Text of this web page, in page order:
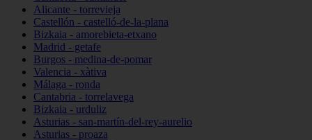
Alicante - torrevieja
Castellón - castelló-de-la-plana
Bizkaia - amorebieta-etxano
Madrid - getafe
Burgos - medina-de-pomar
Valencia - xàtiva
Málaga - ronda
Cantabria - torrelavega
Bizkaia - urduliz
Asturias - san-martín-del-rey-aurelio
Asturias - proaza